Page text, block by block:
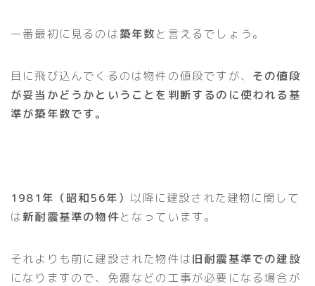
一番最初に見るのは築年数と言えるでしょう。
目に飛び込んでくるのは物件の値段ですが、 その値段
が妥当かどうかということを判断するのに使われる基
準が築年数です。
1981年（昭和56年）以降に建設された建物に関して
は新耐震基準の物件となっています。
それよりも前に建設された物件は旧耐震基準での建設
になりますので、免震などの工事が必要になる場合が